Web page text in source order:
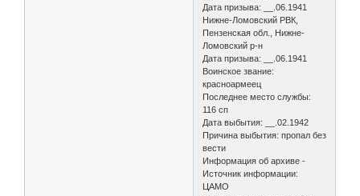
Дата призыва: __.06.1941
Нижне-Ломовский РВК,
Пензенская обл., Нижне-
Ломовский р-н
Дата призыва: __.06.1941
Воинское звание:
красноармеец
Последнее место службы:
116 сп
Дата выбытия: __.02.1942
Причина выбытия: пропал без
вести
Информация об архиве -
Источник информации:
ЦАМО